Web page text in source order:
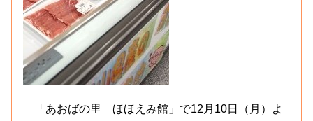
「あおばの里 ほほえみ館」で12月10日（月）よ